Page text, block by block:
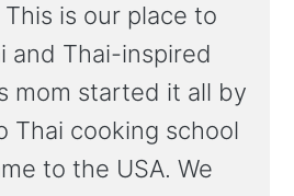
This is our place to
and Thai-inspired
mom started it all by
Thai cooking school
to the USA. We